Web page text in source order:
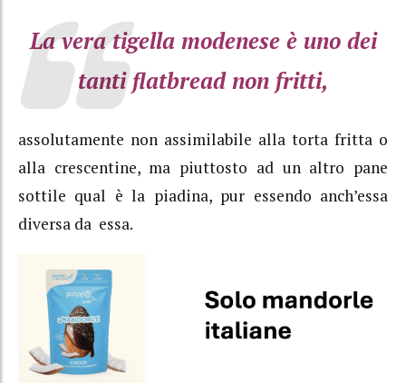
La vera tigella modenese è uno dei
tanti flatbread non fritti,
assolutamente non assimilabile alla torta fritta o
alla crescentine, ma piuttosto ad un altro pane
sottile qual è la piadina, pur essendo anch’essa
diversa da essa.